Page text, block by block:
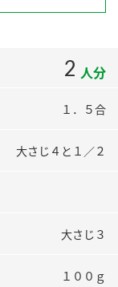
検索
2 人分
１．５合
大さじ４と１／２
大さじ３
１００ｇ